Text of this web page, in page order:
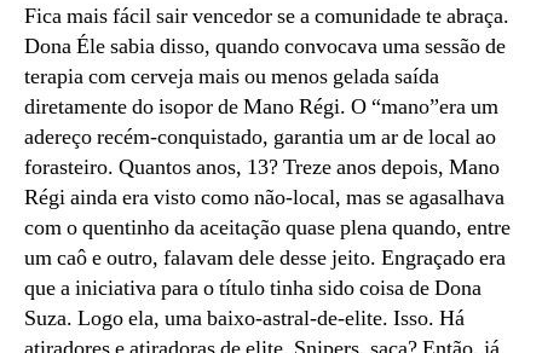
Fica mais fácil sair vencedor se a comunidade te abraça.
Dona Éle sabia disso, quando convocava uma sessão de
terapia com cerveja mais ou menos gelada saída
diretamente do isopor de Mano Régi. O “mano”era um
adereço recém-conquistado, garantia um ar de local ao
forasteiro. Quantos anos, 13? Treze anos depois, Mano
Régi ainda era visto como não-local, mas se agasalhava
com o quentinho da aceitação quase plena quando, entre
um caô e outro, falavam dele desse jeito. Engraçado era
que a iniciativa para o título tinha sido coisa de Dona
Suza. Logo ela, uma baixo-astral-de-elite. Isso. Há